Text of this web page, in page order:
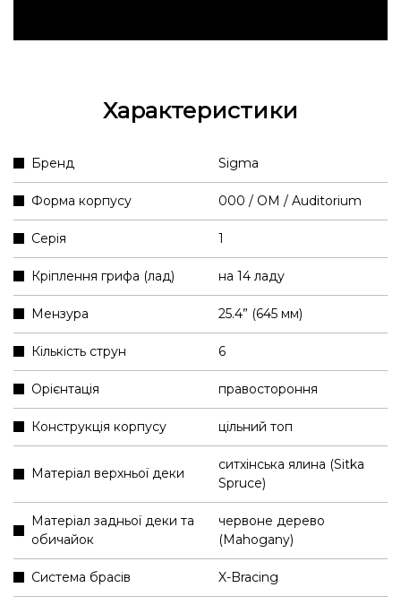
Характеристики
Бренд Sigma
Форма корпусу 000 / OM / Auditorium
Серія 1
Кріплення грифа (лад) на 14 ладу
Мензура 25.4” (645 мм)
Кількість струн 6
Орієнтація правостороння
Конструкція корпусу цільний топ
Матеріал верхньої деки
ситхінська ялина (Sitka
Spruce)
Матеріал задньої деки та
обичайок
червоне дерево
(Mahogany)
Система брасів X-Bracing